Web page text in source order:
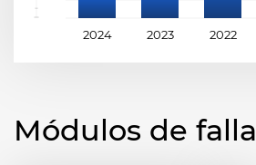
2024 2023 2022
Módulos de falla